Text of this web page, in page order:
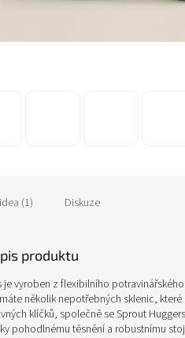
(1) Diskuze
produktu
je vyroben z flexibilního
několik nepotřebných sklenic,
klíčků, společně se Sprout
pohodlnému těsnění a robustnímu